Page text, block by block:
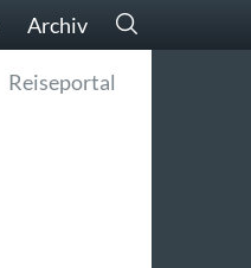
Archiv
Reiseportal